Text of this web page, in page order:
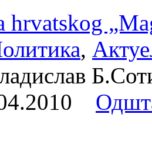
hrvatskog
,